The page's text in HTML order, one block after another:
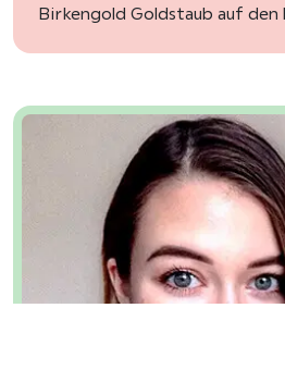
Birkengold Goldstaub auf den